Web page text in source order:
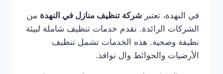
في النهدة، تعتبر شركة تنظيف منازل في النهدة من
الشركات الرائدة. تقدم خدمات تنظيف شاملة لبيئة
نظيفة وصحية. هذه الخدمات تشمل تنظيف
الأرضيات والحوائط وال نوافذ.